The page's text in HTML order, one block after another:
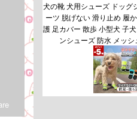
犬の靴 犬用シューズ ドッグ
ーツ 脱げない 滑り止め 履
護 足カバー 散歩 小型犬 子
ンシューズ 防水 メッシ